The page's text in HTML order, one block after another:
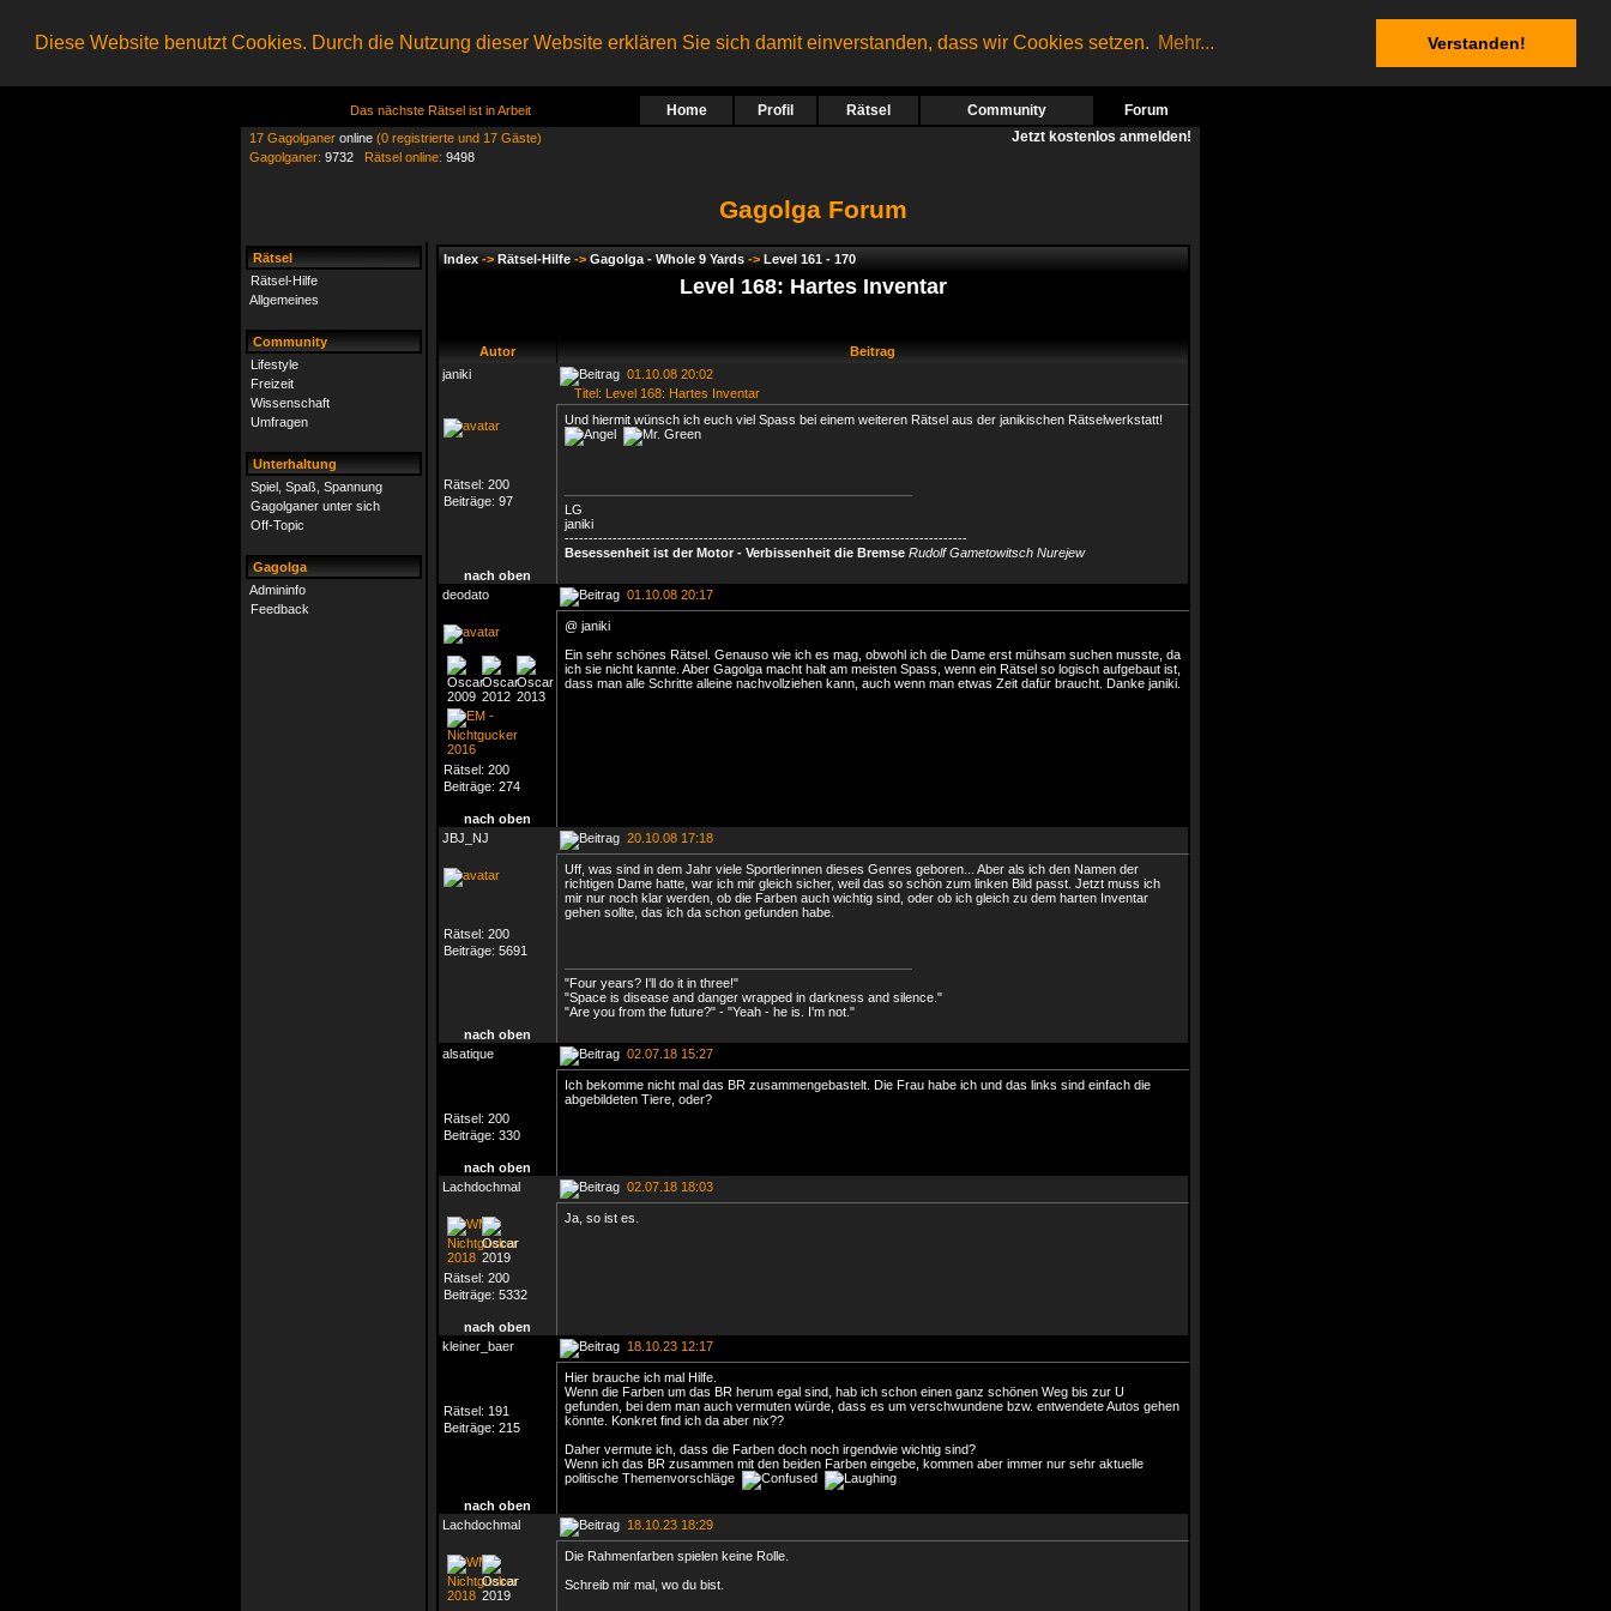
Diese Website benutzt Cookies. Durch die Nutzung dieser Website erklären Sie sich damit einverstanden, dass wir Cookies setzen. Mehr... Verstanden!
Das nächste Rätsel ist in Arbeit Home Profil Rätsel Community Forum
17 Gagolganer online (0 registrierte und 17 Gäste)
Gagolganer: 9732 Rätsel online: 9498
Jetzt kostenlos anmelden!
Gagolga Forum
Rätsel
Rätsel-Hilfe
Allgemeines
Community
Lifestyle
Freizeit
Wissenschaft
Umfragen
Unterhaltung
Spiel, Spaß, Spannung
Gagolganer unter sich
Off-Topic
Gagolga
Admininfo
Feedback
Index -> Rätsel-Hilfe -> Gagolga - Whole 9 Yards -> Level 161 - 170
Level 168: Hartes Inventar
Autor
Beitrag
janiki
01.10.08 20:02
Titel: Level 168: Hartes Inventar
Rätsel: 200
Beiträge: 97
Und hiermit wünsch ich euch viel Spass bei einem weiteren Rätsel aus der janikischen Rätselwerkstatt!
LG
janiki
------------------------------------------------------------------------------------
Besessenheit ist der Motor - Verbissenheit die Bremse Rudolf Gametowitsch Nurejew
nach oben
deodato
01.10.08 20:17
Rätsel: 200
Beiträge: 274
@ janiki
Ein sehr schönes Rätsel. Genauso wie ich es mag, obwohl ich die Dame erst mühsam suchen musste, da
ich sie nicht kannte. Aber Gagolga macht halt am meisten Spass, wenn ein Rätsel so logisch aufgebaut ist,
dass man alle Schritte alleine nachvollziehen kann, auch wenn man etwas Zeit dafür braucht. Danke janiki.
nach oben
JBJ_NJ
20.10.08 17:18
Rätsel: 200
Beiträge: 5691
Uff, was sind in dem Jahr viele Sportlerinnen dieses Genres geboren... Aber als ich den Namen der
richtigen Dame hatte, war ich mir gleich sicher, weil das so schön zum linken Bild passt. Jetzt muss ich
mir nur noch klar werden, ob die Farben auch wichtig sind, oder ob ich gleich zu dem harten Inventar
gehen sollte, das ich da schon gefunden habe.
"Four years? I'll do it in three!"
"Space is disease and danger wrapped in darkness and silence."
"Are you from the future?" - "Yeah - he is. I'm not."
nach oben
alsatique
02.07.18 15:27
Rätsel: 200
Beiträge: 330
Ich bekomme nicht mal das BR zusammengebastelt. Die Frau habe ich und das links sind einfach die
abgebildeten Tiere, oder?
nach oben
Lachdochmal
02.07.18 18:03
Rätsel: 200
Beiträge: 5332
Ja, so ist es.
nach oben
kleiner_baer
18.10.23 12:17
Rätsel: 191
Beiträge: 215
Hier brauche ich mal Hilfe.
Wenn die Farben um das BR herum egal sind, hab ich schon einen ganz schönen Weg bis zur U
gefunden, bei dem man auch vermuten würde, dass es um verschwundene bzw. entwendete Autos gehen
könnte. Konkret find ich da aber nix??
Daher vermute ich, dass die Farben doch noch irgendwie wichtig sind?
Wenn ich das BR zusammen mit den beiden Farben eingebe, kommen aber immer nur sehr aktuelle
politische Themenvorschläge
nach oben
Lachdochmal
18.10.23 18:29
Die Rahmenfarben spielen keine Rolle.
Schreib mir mal, wo du bist.